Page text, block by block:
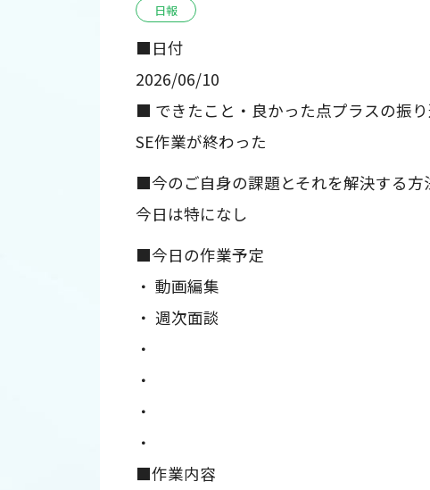
日報
■日付
2026/06/10
■ できたこと・良かった点プラスの振り
SE作業が終わった
■今のご自身の課題とそれを解決する方
今日は特になし
■今日の作業予定
・ 動画編集
・ 週次面談
・
・
・
・
■作業内容